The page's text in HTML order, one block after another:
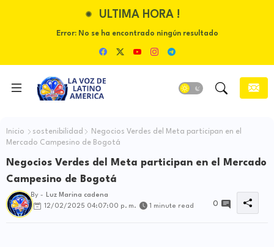
ULTIMA HORA !
Error:No se ha encontrado ningún resultado
Inicio sostenibilidad
Negocios Verdes del Meta participan en el
Mercado Campesino de Bogotá
Negocios Verdes del Meta participan en el Mercado
Campesino de Bogotá
By -
Luz Marina cadena
12/02/2025 04:07:00 p. m.
1 minute read 0